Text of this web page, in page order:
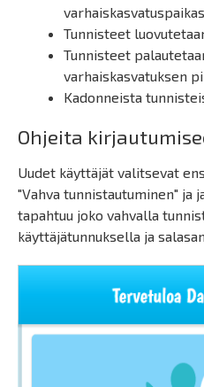
Tunnisteet
Tunnisteet
varhaiskasvatuksen
Kadonneista
Ohjeita
Uudet käyttäjät valitsevat
"Vahva tunnistautuminen" ja
tapahtuu joko vahvalla
käyttäjätunnuksella ja